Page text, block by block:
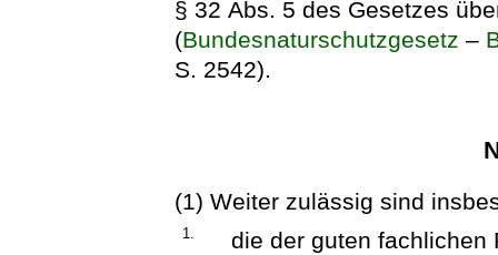
§ 32 Abs. 5 des Gesetzes
(Bundesnaturschutzgesetz –
S. 2542).
(1) Weiter zulässig sind
1.
die der guten fachlichen